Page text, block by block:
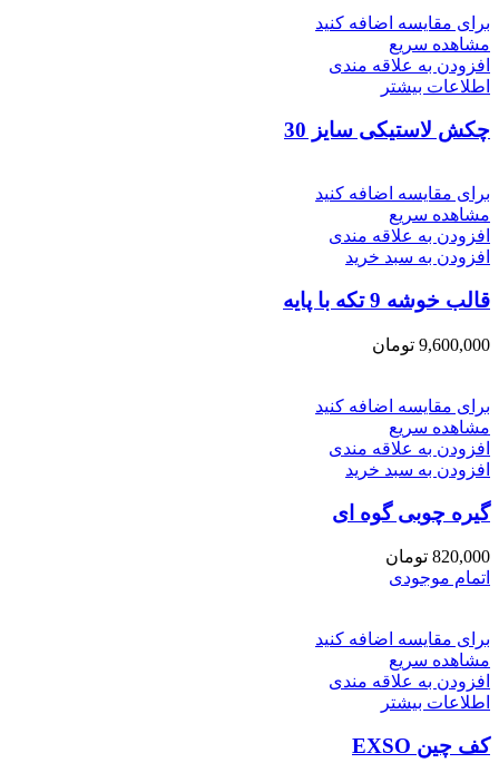
برای مقایسه اضافه کنید
مشاهده سریع
افزودن به علاقه مندی
اطلاعات بیشتر
چکش لاستیکی سایز 30
برای مقایسه اضافه کنید
مشاهده سریع
افزودن به علاقه مندی
افزودن به سبد خرید
قالب خوشه 9 تکه با پایه
9,600,000 تومان
برای مقایسه اضافه کنید
مشاهده سریع
افزودن به علاقه مندی
افزودن به سبد خرید
گیره چوبی گوه ای
820,000 تومان
اتمام موجودی
برای مقایسه اضافه کنید
مشاهده سریع
افزودن به علاقه مندی
اطلاعات بیشتر
کف چین EXSO